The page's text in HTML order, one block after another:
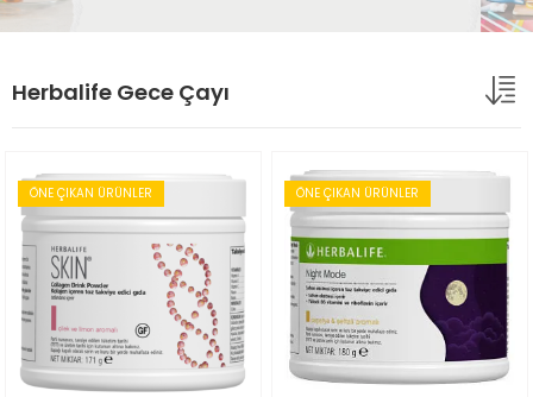
Herbalife Gece Çayı
ÖNE ÇIKAN ÜRÜNLER ÖNE ÇIKAN ÜRÜNLER